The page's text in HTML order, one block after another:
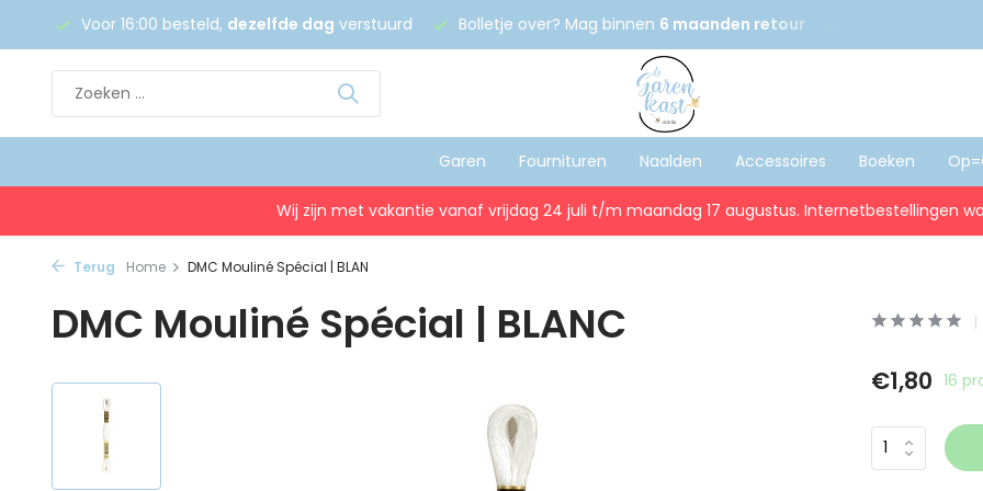
Voor 16:00 besteld, dezelfde dag verstuurd Bolletje over? Mag binnen 6 maanden retour
Garen Fournituren Naalden Accessoires Boeken
Wij zijn met vakantie vanaf vrijdag 24 juli t/m maandag 17 augustus. Internetbestellingen
Terug Home DMC Mouliné Spécial | BLAN
DMC Mouliné Spécial | BLANC
€1,80 16